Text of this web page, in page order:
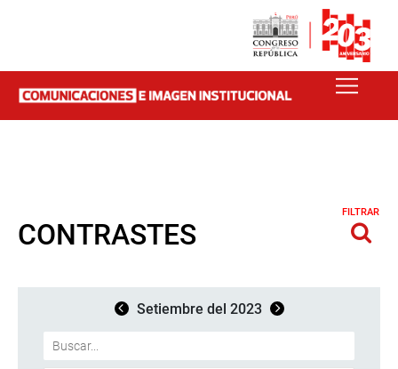
CONTRASTES
FILTRAR
Setiembre del 2023